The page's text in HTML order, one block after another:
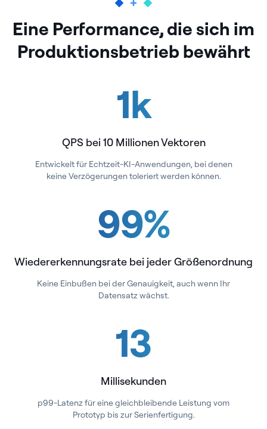
Eine Performance, die sich im
Produktionsbetrieb bewährt
1k
QPS bei 10 Millionen Vektoren
Entwickelt für Echtzeit-KI-Anwendungen, bei denen
keine Verzögerungen toleriert werden können.
99%
Wiedererkennungsrate bei jeder Größenordnung
Keine Einbußen bei der Genauigkeit, auch wenn Ihr
Datensatz wächst.
13
Millisekunden
p99-Latenz für eine gleichbleibende Leistung vom
Prototyp bis zur Serienfertigung.